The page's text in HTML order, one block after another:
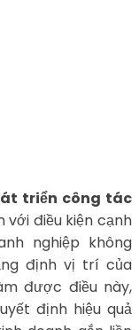
triển công tác
điều kiện cạnh
nghiệp không
định vị trí của
được điều này,
định hiệu quả